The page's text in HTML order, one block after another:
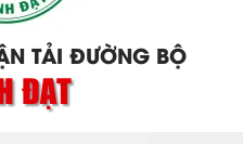
TẢI ĐƯỜNG BỘ
ĐẠT